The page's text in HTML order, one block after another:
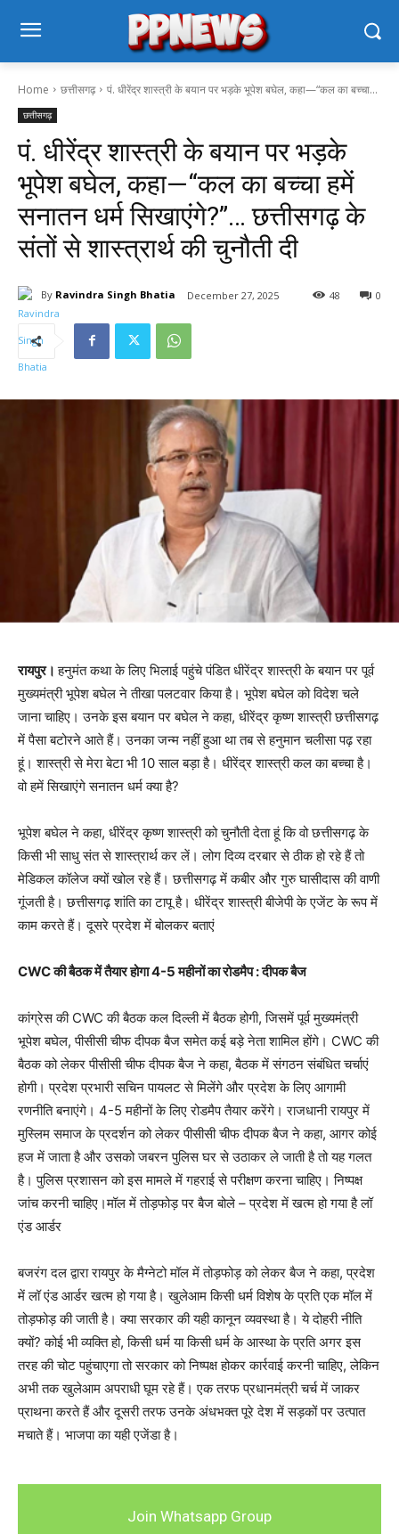
Home छत्तीसगढ़ पं. धीरेंद्र शास्त्री के बयान पर भड़के भूपेश बघेल, कहा—“कल का बच्चा...
छत्तीसगढ़
पं. धीरेंद्र शास्त्री के बयान पर भड़के
भूपेश बघेल, कहा—“कल का बच्चा हमें
सनातन धर्म सिखाएंगे?”… छत्तीसगढ़ के
संतों से शास्त्रार्थ की चुनौती दी
By Ravindra Singh Bhatia December 27, 2025 0
48
रायपुर।हनुमंत कथा के लिए भिलाई पहुंचे पंडित धीरेंद्र शास्त्री के बयान पर पूर्व
मुख्यमंत्री भूपेश बघेल ने तीखा पलटवार किया है। भूपेश बघेल को विदेश चले
जाना चाहिए। उनके इस बयान पर बघेल ने कहा, धीरेंद्र कृष्ण शास्त्री छत्तीसगढ़
में पैसा बटोरने आते हैं। उनका जन्म नहीं हुआ था तब से हनुमान चलीसा पढ़ रहा
हूं। शास्त्री से मेरा बेटा भी 10 साल बड़ा है। धीरेंद्र शास्त्री कल का बच्चा है।
वो हमें सिखाएंगे सनातन धर्म क्या है?
भूपेश बघेल ने कहा, धीरेंद्र कृष्ण शास्त्री को चुनौती देता हूं कि वो छत्तीसगढ़ के
किसी भी साधु संत से शास्त्रार्थ कर लें। लोग दिव्य दरबार से ठीक हो रहे हैं तो
मेडिकल कॉलेज क्यों खोल रहे हैं। छत्तीसगढ़ में कबीर और गुरु घासीदास की वाणी
गूंजती है। छत्तीसगढ़ शांति का टापू है। धीरेंद्र शास्त्री बीजेपी के एजेंट के रूप में
काम करते हैं। दूसरे प्रदेश में बोलकर बताएं
CWC की बैठक में तैयार होगा 4-5 महीनों का रोडमैप : दीपक बैज
कांग्रेस की CWC की बैठक कल दिल्ली में बैठक होगी, जिसमें पूर्व मुख्यमंत्री
भूपेश बघेल, पीसीसी चीफ दीपक बैज समेत कई बड़े नेता शामिल होंगे। CWC की
बैठक को लेकर पीसीसी चीफ दीपक बैज ने कहा, बैठक में संगठन संबंधित चर्चाएं
होगी। प्रदेश प्रभारी सचिन पायलट से मिलेंगे और प्रदेश के लिए आगामी
रणनीति बनाएंगे। 4-5 महीनों के लिए रोडमैप तैयार करेंगे। राजधानी रायपुर में
मुस्लिम समाज के प्रदर्शन को लेकर पीसीसी चीफ दीपक बैज ने कहा, आगर कोई
हज में जाता है और उसको जबरन पुलिस घर से उठाकर ले जाती है तो यह गलत
है। पुलिस प्रशासन को इस मामले में गहराई से परीक्षण करना चाहिए। निष्पक्ष
जांच करनी चाहिए।मॉल में तोड़फोड़ पर बैज बोले – प्रदेश में खत्म हो गया है लॉ
एंड आर्डर
बजरंग दल द्वारा रायपुर के मैग्नेटो मॉल में तोड़फोड़ को लेकर बैज ने कहा, प्रदेश
में लॉ एंड आर्डर खत्म हो गया है। खुलेआम किसी धर्म विशेष के प्रति एक मॉल में
तोड़फोड़ की जाती है। क्या सरकार की यही कानून व्यवस्था है। ये दोहरी नीति
क्यों? कोई भी व्यक्ति हो, किसी धर्म या किसी धर्म के आस्था के प्रति अगर इस
तरह की चोट पहुंचाएगा तो सरकार को निष्पक्ष होकर कार्रवाई करनी चाहिए, लेकिन
अभी तक खुलेआम अपराधी घूम रहे हैं। एक तरफ प्रधानमंत्री चर्च में जाकर
प्राथना करते हैं और दूसरी तरफ उनके अंधभक्त पूरे देश में सड़कों पर उत्पात
मचाते हैं। भाजपा का यही एजेंडा है।
Join Whatsapp Group